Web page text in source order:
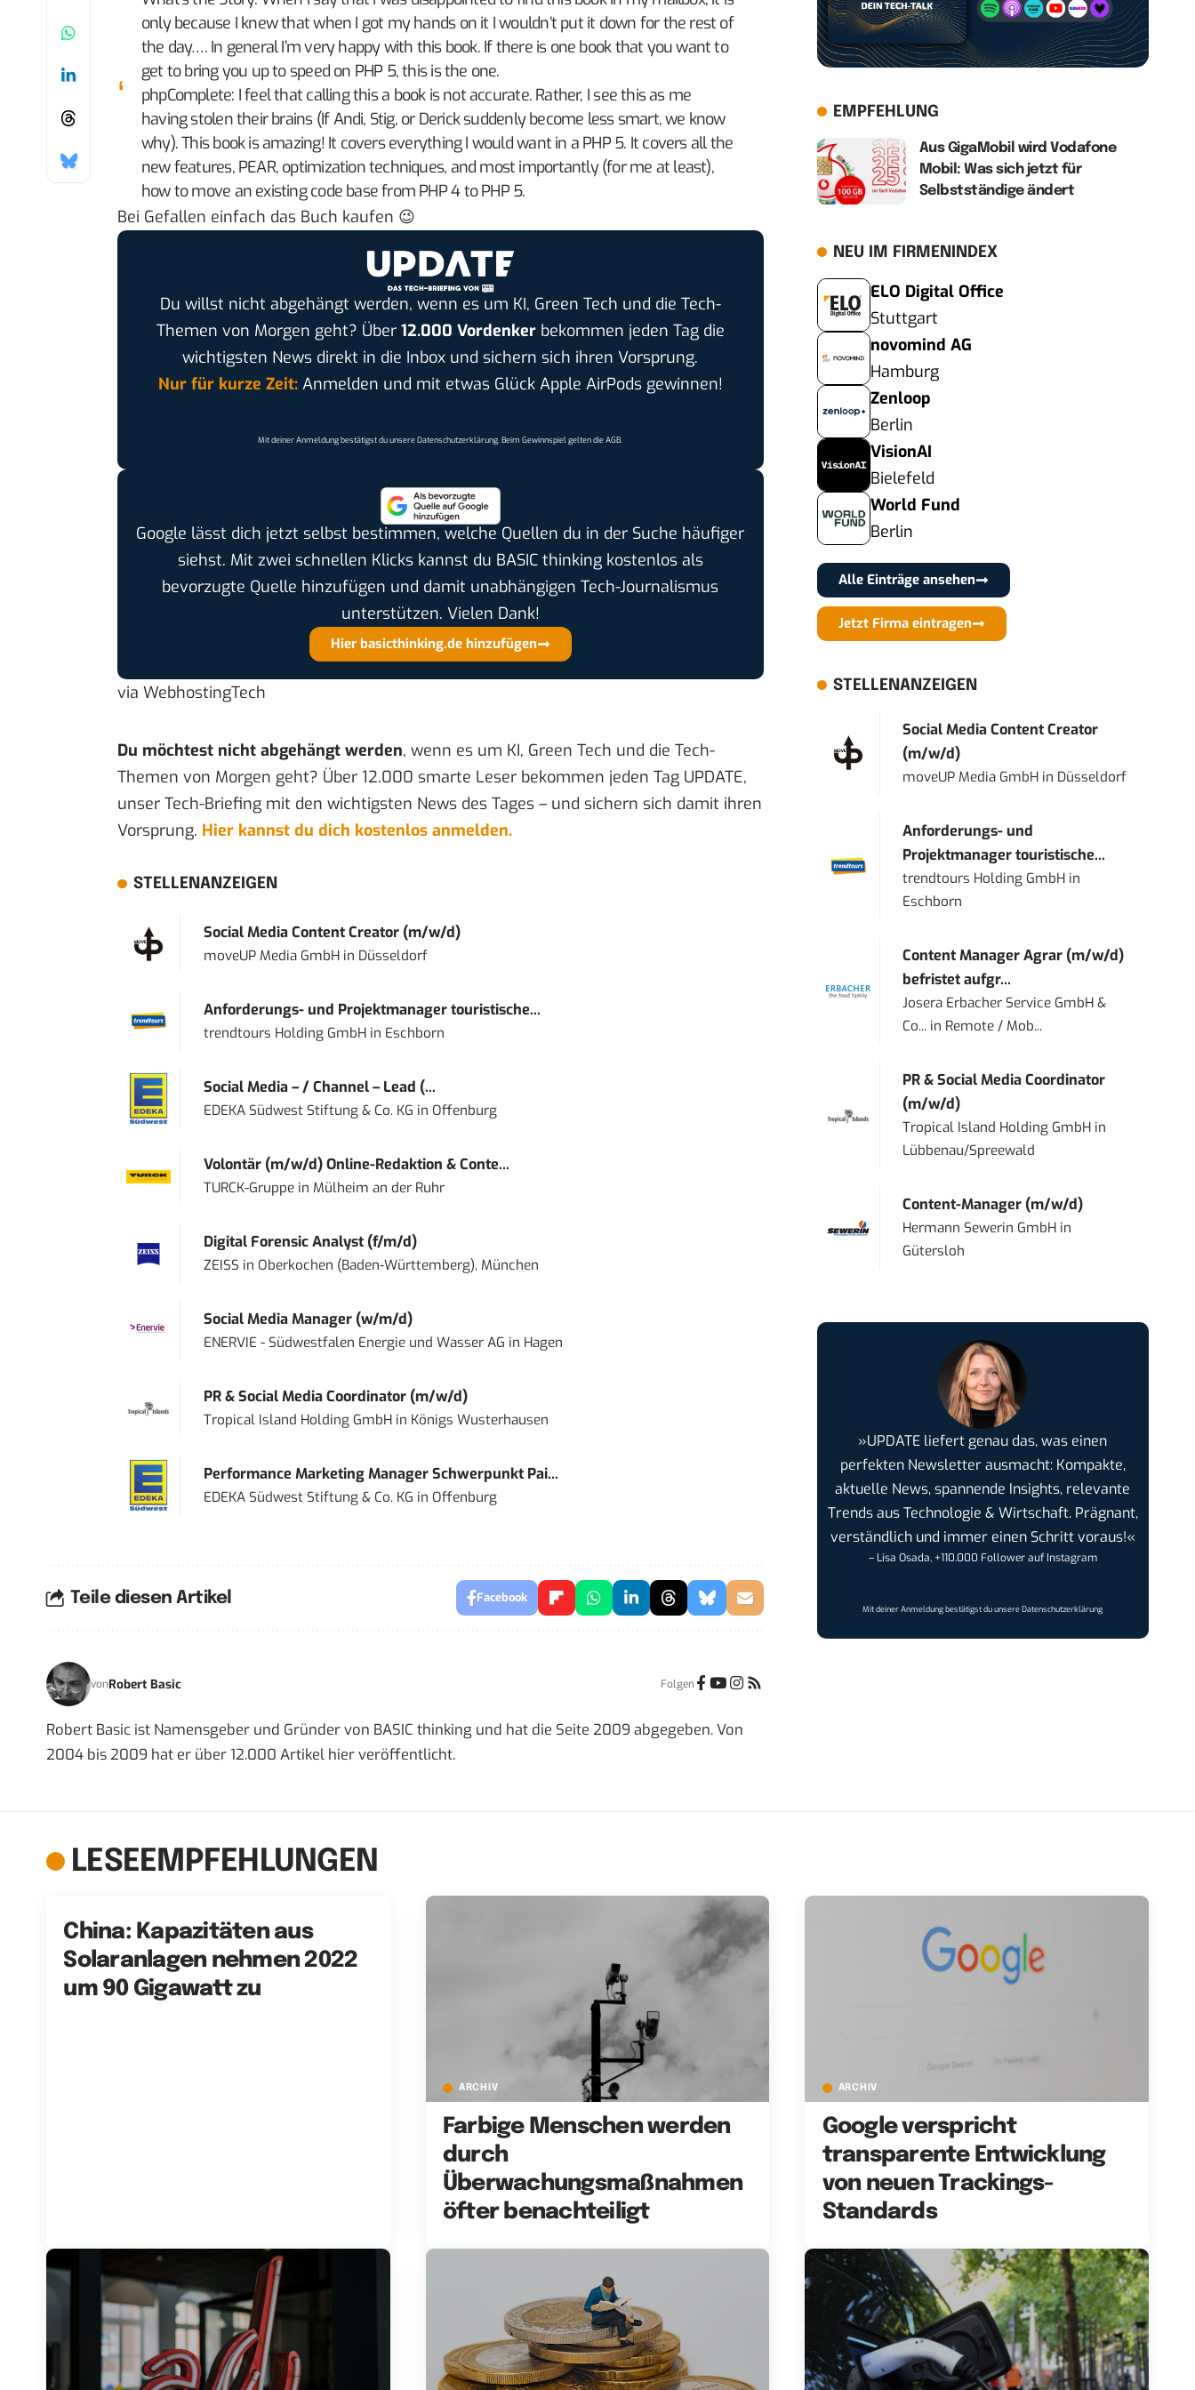
only because I knew that when I got my hands on it I wouldn’t put it down for the rest of
the day…. In general I’m very happy with this book. If there is one book that you want to
get to bring you up to speed on PHP 5, this is the one.
phpComplete: I feel that calling this a book is not accurate. Rather, I see this as me
having stolen their brains (If Andi, Stig, or Derick suddenly become less smart, we know
why). This book is amazing! It covers everything I would want in a PHP 5. It covers all the
new features, PEAR, optimization techniques, and most importantly (for me at least),
how to move an existing code base from PHP 4 to PHP 5.
Bei Gefallen einfach das Buch kaufen 😉
Du willst nicht abgehängt werden, wenn es um KI, Green Tech und die Tech-
Themen von Morgen geht? Über 12.000 Vordenkerbekommen jeden Tag die
wichtigsten News direkt in die Inbox und sichern sich ihren Vorsprung.
Nur für kurze Zeit:Anmelden und mit etwas Glück Apple AirPods gewinnen!
Mit deiner Anmeldung bestätigst du unsereDatenschutzerklärung. Beim Gewinnspiel gelten dieAGB.
Google lässt dich jetzt selbst bestimmen, welche Quellen du in der Suche häufiger
siehst. Mit zwei schnellen Klicks kannst du BASIC thinking kostenlos als
bevorzugte Quelle hinzufügen und damit unabhängigen Tech-Journalismus
unterstützen. Vielen Dank!
Hier basicthinking.de hinzufügen
via WebhostingTech
Du möchtest nicht abgehängt werden, wenn es um KI, Green Tech und die Tech-
Themen von Morgen geht? Über 12.000 smarte Leser bekommen jeden Tag UPDATE,
unser Tech-Briefing mit den wichtigsten News des Tages – und sichern sich damit ihren
Vorsprung. Hier kannst du dich kostenlos anmelden.
STELLENANZEIGEN
Social Media Content Creator (m/w/d)
moveUP Media GmbHin Düsseldorf
Anforderungs- und Projektmanager touristische...
trendtours Holding GmbHin Eschborn
Social Media – / Channel – Lead (...
EDEKA Südwest Stiftung & Co. KG in Offenburg
Volontär (m/w/d) Online-Redaktion & Conte...
TURCK-Gruppein Mülheim an der Ruhr
Digital Forensic Analyst (f/m/d)
ZEISS in Oberkochen (Baden-Württemberg), München
Social Media Manager (w/m/d)
ENERVIE - Südwestfalen Energie und Wasser AG in Hagen
PR & Social Media Coordinator (m/w/d)
Tropical Island Holding GmbHin Königs Wusterhausen
Performance Marketing Manager Schwerpunkt Pai...
EDEKA Südwest Stiftung & Co. KG in Offenburg
Teile diesen Artikel Facebook
vonRobert Basic Folgen
Robert Basic ist Namensgeber und Gründer von BASIC thinking und hat die Seite 2009 abgegeben. Von
2004 bis 2009 hat er über 12.000 Artikel hier veröffentlicht.
EMPFEHLUNG
Aus GigaMobil wird Vodafone
Mobil: Was sich jetzt für
Selbstständige ändert
NEU IM FIRMENINDEX
ELO Digital Office
Stuttgart
novomind AG
Hamburg
Zenloop
Berlin
VisionAI
Bielefeld
World Fund
Berlin
Alle Einträge ansehen
Jetzt Firma eintragen
STELLENANZEIGEN
Social Media Content Creator
(m/w/d)
moveUP Media GmbH in Düsseldorf
Anforderungs- und
Projektmanager touristische...
trendtours Holding GmbH in
Eschborn
Content Manager Agrar (m/w/d)
befristet aufgr...
Josera Erbacher Service GmbH &
Co... in Remote / Mob...
PR & Social Media Coordinator
(m/w/d)
Tropical Island Holding GmbH in
Lübbenau/Spreewald
Content-Manager (m/w/d)
Hermann Sewerin GmbH in
Gütersloh
»UPDATE liefert genau das, was einen
perfekten Newsletter ausmacht: Kompakte,
aktuelle News, spannende Insights, relevante
Trends aus Technologie & Wirtschaft. Prägnant,
verständlich und immer einen Schritt voraus!«
– Lisa Osada, +110.000 Follower auf Instagram
Mit deiner Anmeldung bestätigst du unsereDatenschutzerklärung
LESEEMPFEHLUNGEN
China: Kapazitäten aus
Solaranlagen nehmen 2022
um 90 Gigawatt zu
ARCHIV
Farbige Menschen werden
durch
Überwachungsmaßnahmen
öfter benachteiligt
ARCHIV
Google verspricht
transparente Entwicklung
von neuen Trackings-
Standards